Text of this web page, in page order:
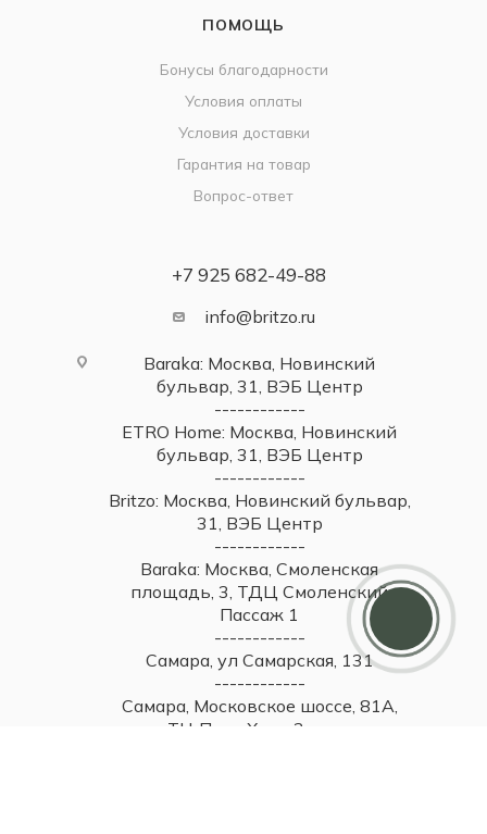
ПОМОЩЬ
Бонусы благодарности
Условия оплаты
Условия доставки
Гарантия на товар
Вопрос-ответ
+7 925 682-49-88
info@britzo.ru
Baraka: Москва, Новинский
бульвар, 31, ВЭБ Центр
------------
ETRO Home: Москва, Новинский
бульвар, 31, ВЭБ Центр
------------
Britzo: Москва, Новинский бульвар,
31, ВЭБ Центр
------------
Baraka: Москва, Смоленская
площадь, 3, ТДЦ Смоленский
Пассаж 1
------------
Самара, ул Самарская, 131
------------
Самара, Московское шоссе, 81А,
ТЦ Парк Хаус, 2 этаж
Дарим 5000 балов
Мы ценим своих клиентов и в качестве
благодарности зачисляем 5 000 бонусов за